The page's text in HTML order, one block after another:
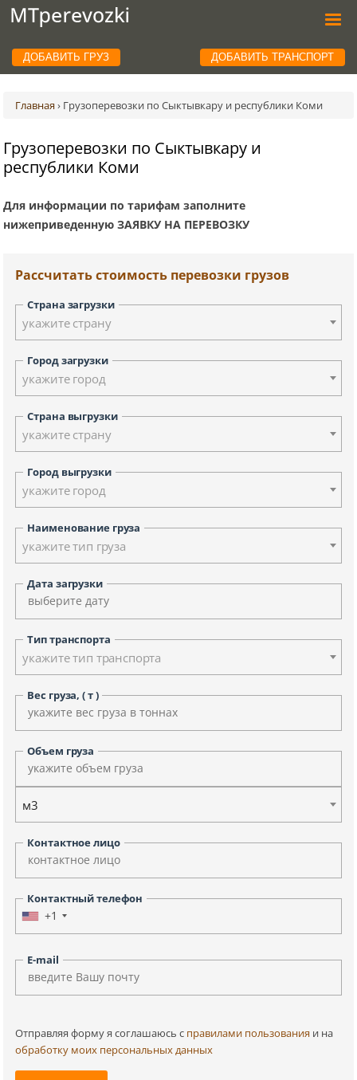
ДОБАВИТЬ ГРУЗ ДОБАВИТЬ ТРАНСПОРТ
Главная › Грузоперевозки по Сыктывкару и республики Коми
Грузоперевозки по Сыктывкару и
республики Коми
Для информации по тарифам заполните
нижеприведенную ЗАЯВКУ НА ПЕРЕВОЗКУ
Рассчитать стоимость перевозки грузов
Страна загрузки
укажите страну
Город загрузки
укажите город
Страна выгрузки
укажите страну
Город выгрузки
укажите город
Наименование груза
укажите тип груза
Дата загрузки
Тип транспорта
укажите тип транспорта
Вес груза, ( т )
Объем груза
м3
Контактное лицо
Контактный телефон
+1
E-mail
Отправляя форму я соглашаюсь c правилами пользования и на
обработку моих персональных данных